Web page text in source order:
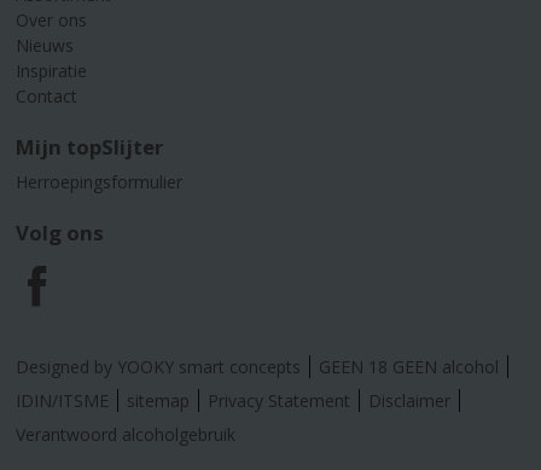
Over ons
Nieuws
Inspiratie
Contact
Mijn topSlijter
Herroepingsformulier
Volg ons
F
a
c
Designed by YOOKY smart concepts
GEEN 18 GEEN alcohol
IDIN/ITSME
sitemap Privacy Statement
Disclaimer
Verantwoord alcoholgebruik